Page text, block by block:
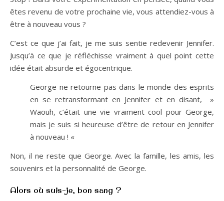
êtes revenu de votre prochaine vie, vous attendiez-vous à
être à nouveau vous ?
C’est ce que j’ai fait, je me suis sentie redevenir Jennifer.
Jusqu’à ce que je réfléchisse vraiment à quel point cette
idée était absurde et égocentrique.
George ne retourne pas dans le monde des esprits
en se retransformant en Jennifer et en disant, »
Waouh, c’était une vie vraiment cool pour George,
mais je suis si heureuse d’être de retour en Jennifer
à nouveau ! «
Non, il ne reste que George. Avec la famille, les amis, les
souvenirs et la personnalité de George.
Alors où suis-je, bon sang ?